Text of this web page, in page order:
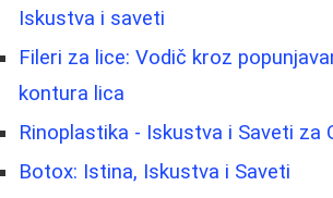
Iskustva i saveti
Fileri za lice: Vodič kroz
kontura lica
Rinoplastika - Iskustva i Saveti za
Botox: Istina, Iskustva i Saveti